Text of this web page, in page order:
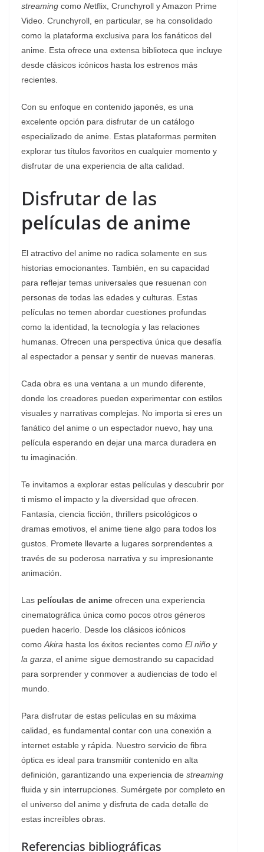
streaming como Netflix, Crunchyroll y Amazon Prime
Video. Crunchyroll, en particular, se ha consolidado
como la plataforma exclusiva para los fanáticos del
anime. Esta ofrece una extensa biblioteca que incluye
desde clásicos icónicos hasta los estrenos más
recientes.
Con su enfoque en contenido japonés, es una
excelente opción para disfrutar de un catálogo
especializado de anime. Estas plataformas permiten
explorar tus títulos favoritos en cualquier momento y
disfrutar de una experiencia de alta calidad.
Disfrutar de las
películas de anime
El atractivo del anime no radica solamente en sus
historias emocionantes. También, en su capacidad
para reflejar temas universales que resuenan con
personas de todas las edades y culturas. Estas
películas no temen abordar cuestiones profundas
como la identidad, la tecnología y las relaciones
humanas. Ofrecen una perspectiva única que desafía
al espectador a pensar y sentir de nuevas maneras.
Cada obra es una ventana a un mundo diferente,
donde los creadores pueden experimentar con estilos
visuales y narrativas complejas. No importa si eres un
fanático del anime o un espectador nuevo, hay una
película esperando en dejar una marca duradera en
tu imaginación.
Te invitamos a explorar estas películas y descubrir por
ti mismo el impacto y la diversidad que ofrecen.
Fantasía, ciencia ficción, thrillers psicológicos o
dramas emotivos, el anime tiene algo para todos los
gustos. Promete llevarte a lugares sorprendentes a
través de su poderosa narrativa y su impresionante
animación.
Las películas de anime ofrecen una experiencia
cinematográfica única como pocos otros géneros
pueden hacerlo. Desde los clásicos icónicos
como Akira hasta los éxitos recientes como El niño y
la garza , el anime sigue demostrando su capacidad
para sorprender y conmover a audiencias de todo el
mundo.
Para disfrutar de estas películas en su máxima
calidad, es fundamental contar con una conexión a
internet estable y rápida. Nuestro servicio de fibra
óptica es ideal para transmitir contenido en alta
definición, garantizando una experiencia de streaming
fluida y sin interrupciones. Sumérgete por completo en
el universo del anime y disfruta de cada detalle de
estas increíbles obras.
Referencias bibliográficas